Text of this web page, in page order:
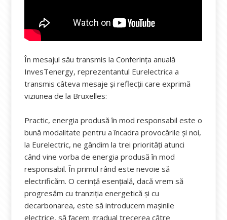
În mesajul său transmis la Conferința anuală
InvesTenergy, reprezentantul Eurelectrica a
transmis câteva mesaje și reflecții care exprimă
viziunea de la Bruxelles:
Practic, energia produsă în mod responsabil este o
bună modalitate pentru a încadra provocările şi noi,
la Eurelectric, ne gândim la trei priorități atunci
când vine vorba de energia produsă în mod
responsabil. În primul rând este nevoie să
electrificăm. O cerinţă esenţială, dacă vrem să
progresăm cu tranziţia energetică şi cu
decarbonarea, este să introducem maşinile
electrice, să facem gradual trecerea către